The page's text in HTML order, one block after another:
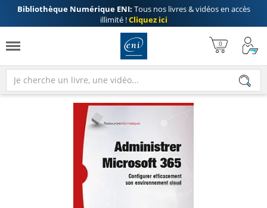
Bibliothèque Numérique ENI: Tous nos livres & vidéos en accès
illimité !Cliquez ici